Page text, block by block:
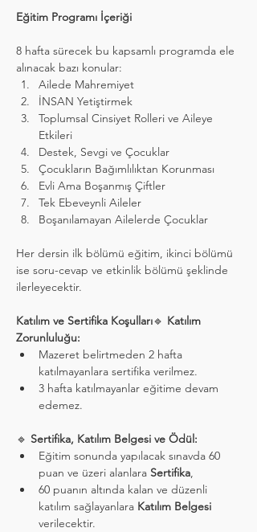
Eğitim Programı İçeriği
8 hafta sürecek bu kapsamlı programda ele
alınacak bazı konular:
Ailede Mahremiyet
İNSAN Yetiştirmek
Toplumsal Cinsiyet Rolleri ve Aileye
Etkileri
Destek, Sevgi ve Çocuklar
Çocukların Bağımlılıktan Korunması
Evli Ama Boşanmış Çiftler
Tek Ebeveynli Aileler
Boşanılamayan Ailelerde Çocuklar
Her dersin ilk bölümü eğitim, ikinci bölümü
ise soru-cevap ve etkinlik bölümü şeklinde
ilerleyecektir.
Katılım ve Sertifika Koşulları🔹 Katılım
Zorunluluğu:
Mazeret belirtmeden 2 hafta
katılmayanlara sertifika verilmez.
3 hafta katılmayanlar eğitime devam
edemez.
🔹 Sertifika, Katılım Belgesi ve Ödül:
Eğitim sonunda yapılacak sınavda 60
puan ve üzeri alanlara Sertifika,
60 puanın altında kalan ve düzenli
katılım sağlayanlara Katılım Belgesi
verilecektir.